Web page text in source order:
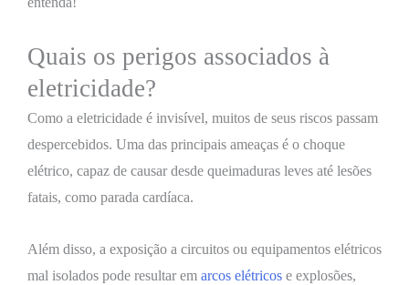
Quais os perigos associados à
eletricidade?
Como a eletricidade é invisível, muitos de seus riscos passam
despercebidos. Uma das principais ameaças é o choque
elétrico, capaz de causar desde queimaduras leves até lesões
fatais, como parada cardíaca.
Além disso, a exposição a circuitos ou equipamentos elétricos
mal isolados pode resultar em arcos elétricos e explosões,